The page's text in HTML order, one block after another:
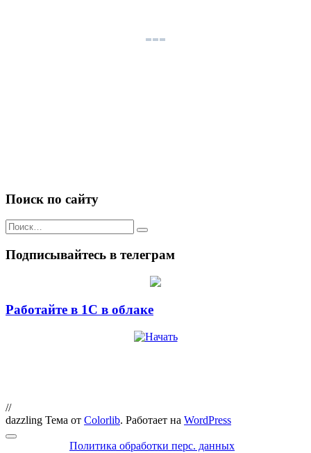
Поиск по сайту
Искать:
Подписывайтесь в телеграм
Работайте в 1С в облаке
//
dazzling Тема от Colorlib. Работает на WordPress
Политика обработки перс. данных